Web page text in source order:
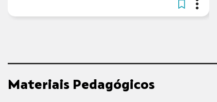
Materiais Pedagógicos